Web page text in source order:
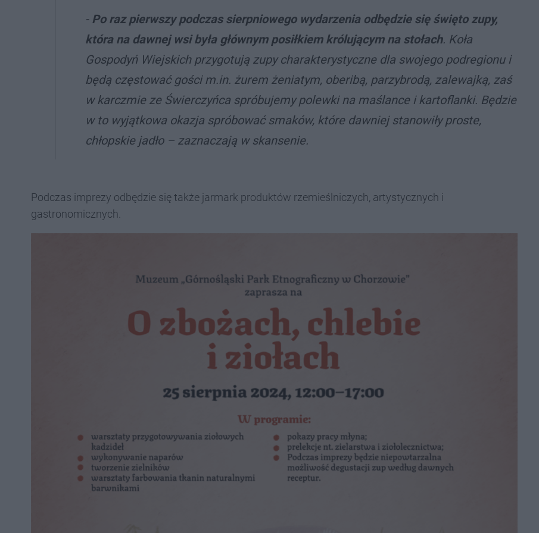
- Po raz pierwszy podczas sierpniowego wydarzenia odbędzie się święto zupy,
która na dawnej wsi była głównym posiłkiem królującym na stołach. Koła
Gospodyń Wiejskich przygotują zupy charakterystyczne dla swojego podregionu i
będą częstować gości m.in. żurem żeniatym, oberibą, parzybrodą, zalewajką, zaś
w karczmie ze Świerczyńca spróbujemy polewki na maślance i kartoflanki. Będzie
w to wyjątkowa okazja spróbować smaków, które dawniej stanowiły proste,
chłopskie jadło – zaznaczają w skansenie.
Podczas imprezy odbędzie się także jarmark produktów rzemieślniczych, artystycznych i
gastronomicznych.